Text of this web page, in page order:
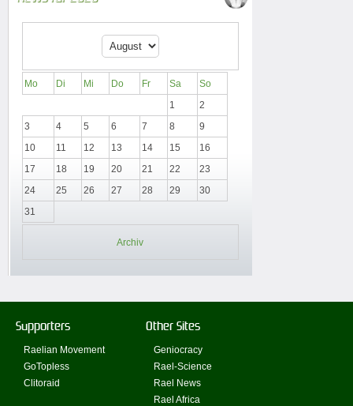
Mo Di Mi Do Fr Sa
So
1
2
3
4 5 6 7 8
9
10
11 12 13 14 15
16
17
18 19 20 21 22
23
24
25 26 27 28 29
30
31
Archiv
Supporters
Raelian Movement
GoTopless
Clitoraid
Other Sites
Geniocracy
Rael-Science
Rael News
Rael Africa